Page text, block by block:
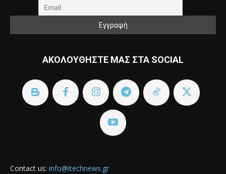
ΑΚΟΛΟΥΘΗΣΤΕ ΜΑΣ ΣΤΑ SOCIAL
Contact us: info@itechnews.gr